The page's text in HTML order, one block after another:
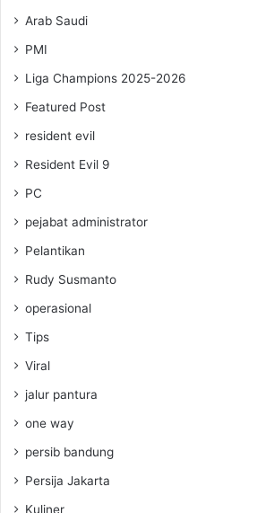
Arab Saudi
PMI
Liga Champions 2025-2026
Featured Post
resident evil
Resident Evil 9
PC
pejabat administrator
Pelantikan
Rudy Susmanto
operasional
Tips
Viral
jalur pantura
one way
persib bandung
Persija Jakarta
Kuliner